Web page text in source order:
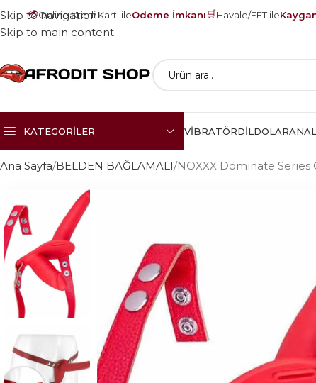
💳Online Kredi Kartı ileÖdeme İmkanı🛒Havale/EFT ile
Skip to navigation
Skip to main content
KATEGORILER VIBRATÖRDILDOLAR
Ana Sayfa BELDEN BAĞLAMALI NOXXX Dominate Series